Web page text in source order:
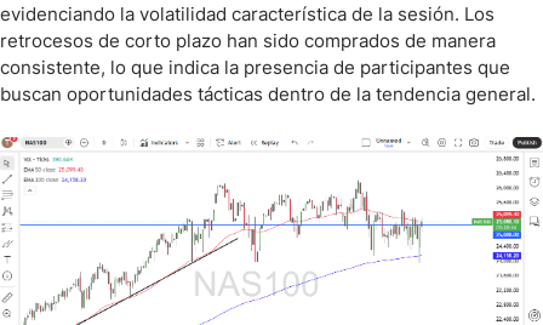
evidenciando la volatilidad característica de la sesión. Los
retrocesos de corto plazo han sido comprados de manera
consistente, lo que indica la presencia de participantes que
buscan oportunidades tácticas dentro de la tendencia general.